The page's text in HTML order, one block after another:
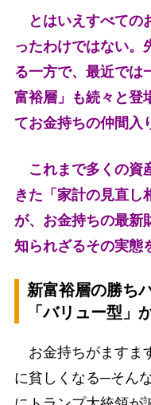
とはいえすべての
ったわけではない。
る一方で、最近では
富裕層」も続々と登
てお金持ちの仲間入
これまで多くの資
きた「家計の見直し
が、お金持ちの最新
知られざるその実態
新富裕層の勝ち
「バリュー型」
お金持ちがますま
に貧しくなる─そん